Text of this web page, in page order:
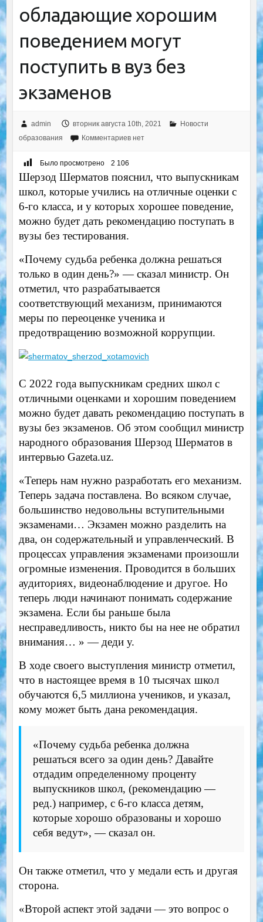
обладающие хорошим
поведением могут
поступить в вуз без
экзаменов
admin вторник августа 10th, 2021
Новости
образования
Комментариев нет
Было просмотрено 2 106
Шерзод Шерматов пояснил, что выпускникам
школ, которые учились на отличные оценки с
6-го класса, и у которых хорошее поведение,
можно будет дать рекомендацию поступать в
вузы без тестирования.
«Почему судьба ребенка должна решаться
только в один день?» — сказал министр. Он
отметил, что разрабатывается
соответствующий механизм, принимаются
меры по переоценке ученика и
предотвращению возможной коррупции.
С 2022 года выпускникам средних школ с
отличными оценками и хорошим поведением
можно будет давать рекомендацию поступать в
вузы без экзаменов. Об этом сообщил министр
народного образования Шерзод Шерматов в
интервью Gazeta.uz.
«Теперь нам нужно разработать его механизм.
Теперь задача поставлена. Во всяком случае,
большинство недовольны вступительными
экзаменами… Экзамен можно разделить на
два, он содержательный и управленческий. В
процессах управления экзаменами произошли
огромные изменения. Проводится в больших
аудиториях, видеонаблюдение и другое. Но
теперь люди начинают понимать содержание
экзамена. Если бы раньше была
несправедливость, никто бы на нее не обратил
внимания… » — деди у.
В ходе своего выступления министр отметил,
что в настоящее время в 10 тысячах школ
обучаются 6,5 миллиона учеников, и указал,
кому может быть дана рекомендация.
«Почему судьба ребенка должна
решаться всего за один день? Давайте
отдадим определенному проценту
выпускников школ, (рекомендацию —
ред.) например, с 6-го класса детям,
которые хорошо образованы и хорошо
себя ведут», — сказал он.
Он также отметил, что у медали есть и другая
сторона.
«Второй аспект этой задачи — это вопрос о